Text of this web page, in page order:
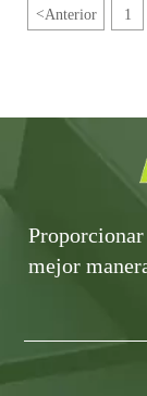
<Anterior 1
mejor